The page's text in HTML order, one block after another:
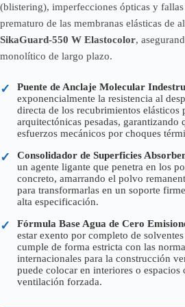
(blistering), imperfecciones ópticas y
prematuro de las membranas elásticas de
SikaGuard-550 W Elastocolor,
monolítico de largo plazo.
✓ Puente de Anclaje Molecular
exponencialmente la resistencia al
directa de los recubrimientos elásticos
arquitectónicas pesadas, garantizando
esfuerzos mecánicos por choques
✓ Consolidador de Superficies
un agente ligante que penetra en los
concreto, amarrando el polvo
para transformarlas en un soporte
alta especificación.
✓ Fórmula Base Agua de Cero
estar exento por completo de
cumple de forma estricta con las
internacionales para la construcción
puede colocar en interiores o
ventilación forzada.